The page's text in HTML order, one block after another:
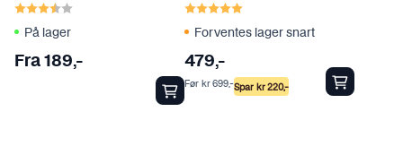
d
Karakter:
På lager
Fra 189,-
k
t
e
Karakter:
Forventes lager snart
479,-
Spar kr220,-
Før kr699,-